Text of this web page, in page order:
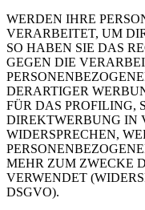
WERDEN IHRE
VERARBEITET, UM
SO HABEN SIE DAS
GEGEN DIE
DERARTIGER
FÜR DAS PROFILING,
DIREKTWERBUNG IN
WIDERSPRECHEN,
MEHR ZUM ZWECKE
VERWENDET
DSGVO).